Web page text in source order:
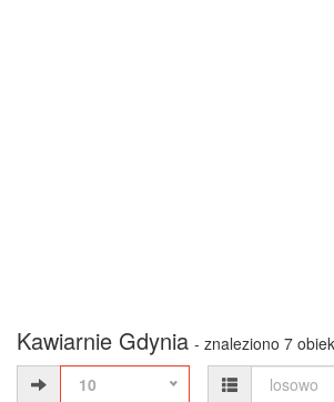
Kawiarnie Gdynia - znaleziono 7
10
losowo